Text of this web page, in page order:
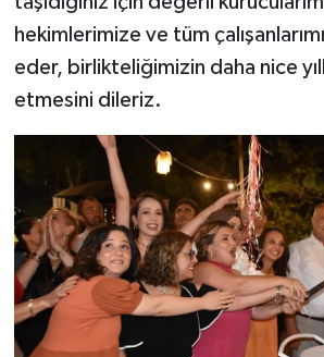
hekimlerimize ve tüm
eder, birlikteliğimizin daha nice
etmesini dileriz.